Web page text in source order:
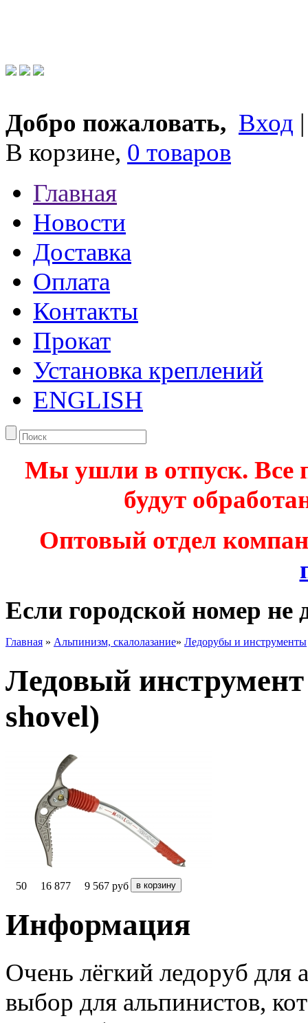
Добро пожаловать, Вход
В корзине, 0 товаров
Главная
Новости
Доставка
Оплата
Контакты
Прокат
Установка креплений
ENGLISH
Мы ушли в отпуск. Все
будут
Оптовый отдел
Если городской номер не
Главная » Альпинизм, скалолазание» Ледорубы и инструменты
Ледовый
shovel)
50 16 877 9 567 руб
Информация
Очень лёгкий ледоруб
выбор для альпинистов,